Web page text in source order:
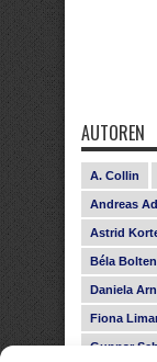
AUTOREN
A. Collin
Andreas
Astrid
Béla Bolten
Daniela
Fiona
Gunnar